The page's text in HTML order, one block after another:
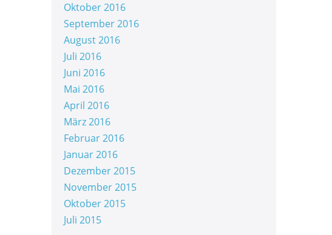
Oktober 2016
September 2016
August 2016
Juli 2016
Juni 2016
Mai 2016
April 2016
März 2016
Februar 2016
Januar 2016
Dezember 2015
November 2015
Oktober 2015
Juli 2015